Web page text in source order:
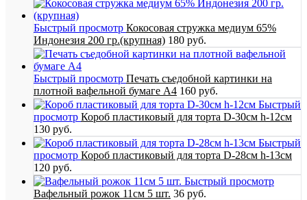
Быстрый просмотр Кокосовая стружка медиум 65%
Индонезия 200 гр.(крупная) 180 руб.
Быстрый просмотр Печать съедобной картинки на
плотной вафельной бумаге А4 160 руб.
Быстрый
просмотр Короб пластиковый для торта D-30см h-12см
130 руб.
Быстрый
просмотр Короб пластиковый для торта D-28см h-13см
120 руб.
Быстрый просмотр
Вафельный рожок 11см 5 шт. 36 руб.